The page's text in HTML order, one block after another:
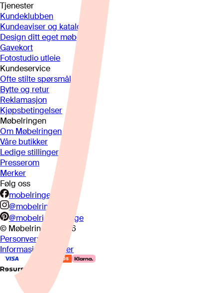
Tjenester
Kundeklubben
Kundeaviser og kataloger
Design ditt eget møbel
Gavekort
Fotostudio utleie
Kundeservice
Ofte stilte spørsmål
Bytte og retur
Reklamasjon
Kjøpsbetingelser
Møbelringen
Om Møbelringen
Våre butikker
Ledige stillinger
Presserom
Merker
Følg oss
mobelringen.no
@mobelringen
@mobelringennorge
© Møbelringen
2026
Personvern
Informasjonskapsler